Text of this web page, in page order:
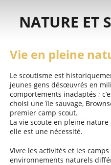
NATURE ET
Vie en pleine
Le scoutisme est
jeunes gens désœuvrés en
comportements inadaptés ;
choisi une île sauvage,
premier camp scout.
La vie scoute en pleine nature
elle est une nécessité.
Vivre les activités et les
environnements naturels